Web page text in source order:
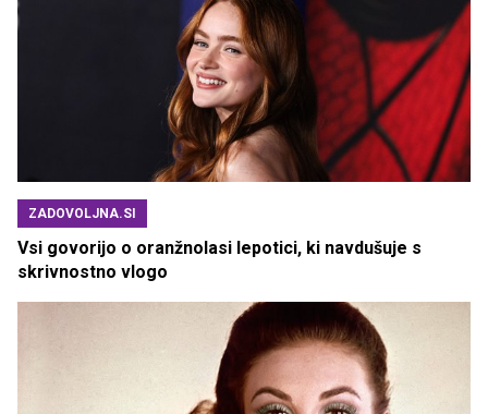
ZADOVOLJNA.SI
Vsi govorijo o oranžnolasi lepotici, ki navdušuje s
skrivnostno vlogo